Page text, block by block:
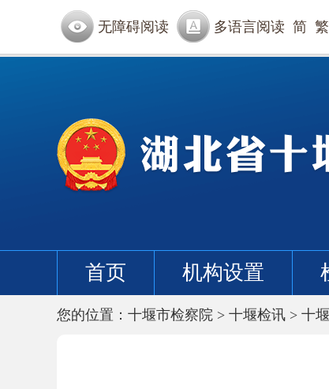
无障碍阅读 多语言阅读 简 繁
首页 机构设置
您的位置： 十堰市检察院 > 十堰检讯 > 十